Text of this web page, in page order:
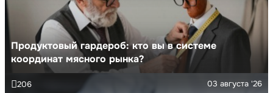
Продуктовый гардероб: кто вы в системе
координат мясного рынка?
03 августа '26
206